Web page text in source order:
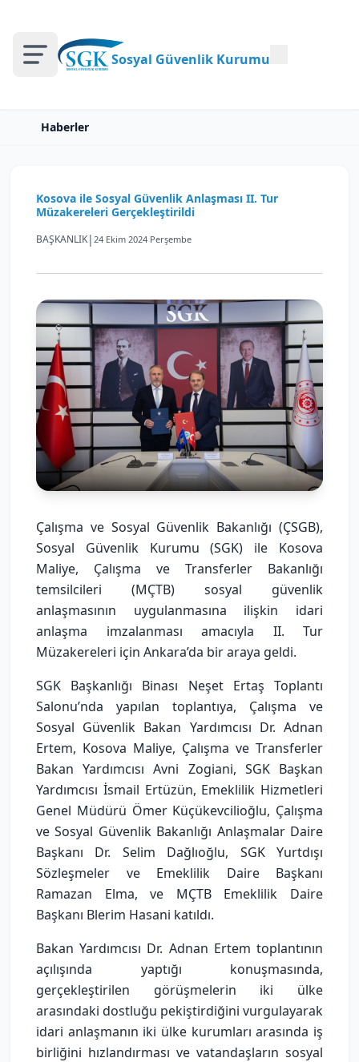
Sosyal Güvenlik Kurumu
Haberler
Kosova ile Sosyal Güvenlik Anlaşması II. Tur
Müzakereleri Gerçekleştirildi
BAŞKANLIK| 24 Ekim 2024 Perşembe
Çalışma ve Sosyal Güvenlik Bakanlığı (ÇSGB),
Sosyal Güvenlik Kurumu (SGK) ile Kosova
Maliye, Çalışma ve Transferler Bakanlığı
temsilcileri (MÇTB) sosyal güvenlik
anlaşmasının uygulanmasına ilişkin idari
anlaşma imzalanması amacıyla II. Tur
Müzakereleri için Ankara’da bir araya geldi.
SGK Başkanlığı Binası Neşet Ertaş Toplantı
Salonu’nda yapılan toplantıya, Çalışma ve
Sosyal Güvenlik Bakan Yardımcısı Dr. Adnan
Ertem, Kosova Maliye, Çalışma ve Transferler
Bakan Yardımcısı Avni Zogiani, SGK Başkan
Yardımcısı İsmail Ertüzün, Emeklilik Hizmetleri
Genel Müdürü Ömer Küçükevcilioğlu, Çalışma
ve Sosyal Güvenlik Bakanlığı Anlaşmalar Daire
Başkanı Dr. Selim Dağlıoğlu, SGK Yurtdışı
Sözleşmeler ve Emeklilik Daire Başkanı
Ramazan Elma, ve MÇTB Emeklilik Daire
Başkanı Blerim Hasani katıldı.
Bakan Yardımcısı Dr. Adnan Ertem toplantının
açılışında yaptığı konuşmasında,
gerçekleştirilen görüşmelerin iki ülke
arasındaki dostluğu pekiştirdiğini vurgulayarak
idari anlaşmanın iki ülke kurumları arasında iş
birliğini hızlandırması ve vatandaşların sosyal